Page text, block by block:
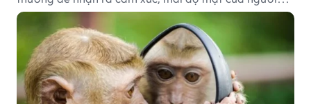
đối diện.